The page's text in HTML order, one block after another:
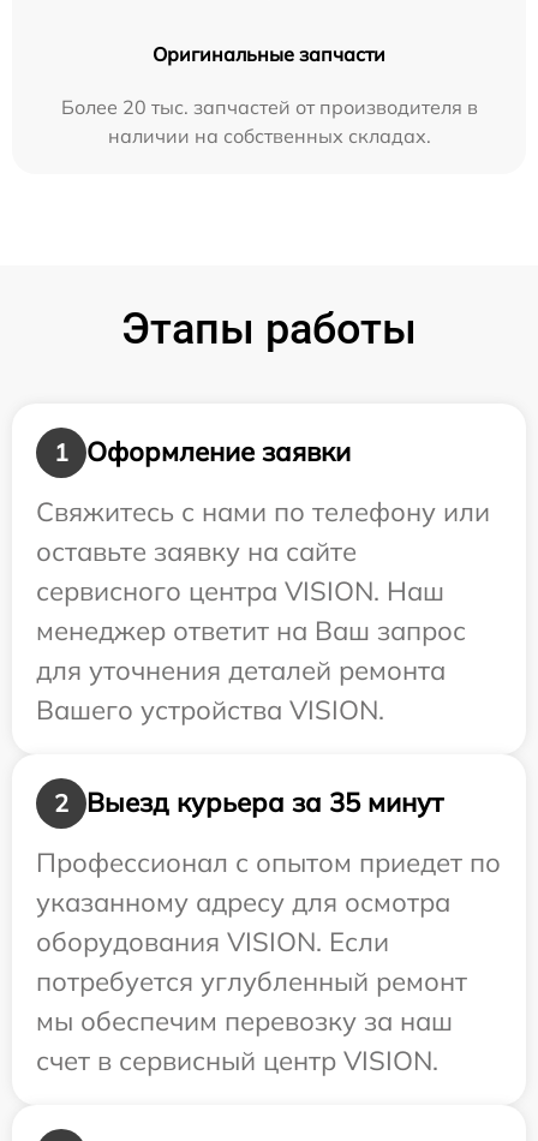
Оригинальные запчасти
Более 20 тыс. запчастей от производителя в
наличии на собственных складах.
Этапы работы
1
Оформление заявки
Свяжитесь с нами по телефону или
оставьте заявку на сайте
сервисного центра VISION. Наш
менеджер ответит на Ваш запрос
для уточнения деталей ремонта
Вашего устройства VISION.
2
Выезд курьера за 35 минут
Профессионал с опытом приедет по
указанному адресу для осмотра
оборудования VISION. Если
потребуется углубленный ремонт
мы обеспечим перевозку за наш
счет в сервисный центр VISION.